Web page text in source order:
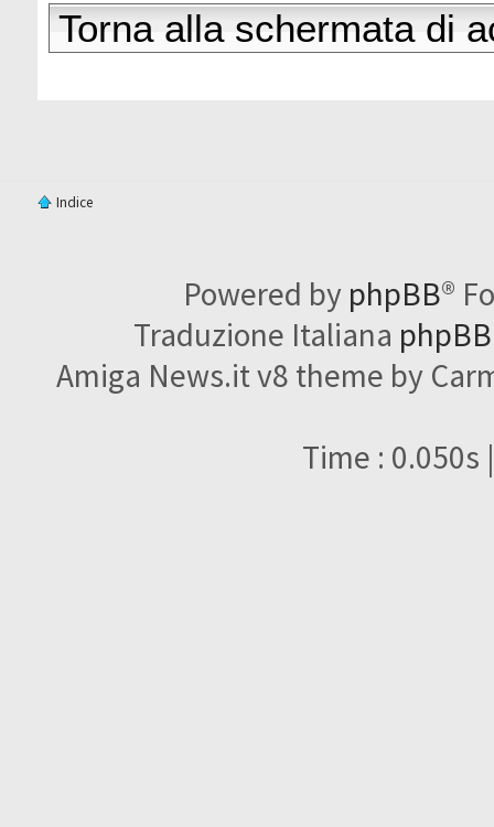
Torna alla schermata di
Indice
Powered by phpBB®
Traduzione Italiana
Amiga News.it v8 theme by
Time : 0.050s